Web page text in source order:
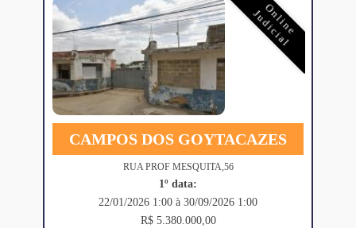
Online
Judicial
CAMPOS DOS GOYTACAZES
RUA PROF MESQUITA,56
1º data:
22/01/2026 1:00 à 30/09/2026 1:00
R$ 5.380.000,00